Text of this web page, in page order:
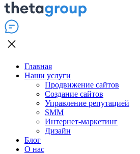
Главная
Наши услуги
Продвижение сайтов
Создание сайтов
Управление репутацией
SMM
Интернет-маркетинг
Дизайн
Блог
О нас